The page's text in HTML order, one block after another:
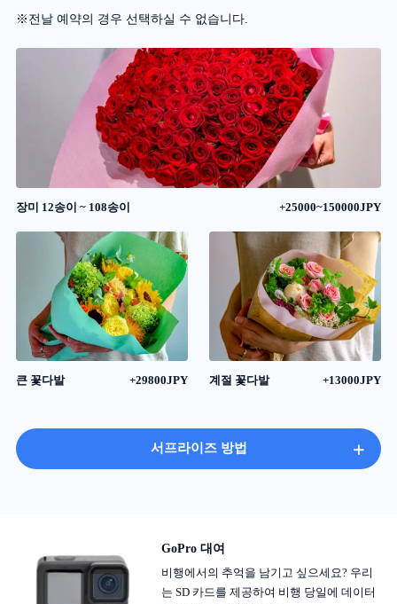
※전날 예약의 경우 선택하실 수 없습니다.
장미 12송이 ~ 108송이 +25000~150000JPY
큰 꽃다발 +29800JPY 계절 꽃다발 +13000JPY
서프라이즈 방법 +
GoPro 대여
비행에서의 추억을 남기고 싶으세요? 우리
는 SD 카드를 제공하여 비행 당일에 데이터